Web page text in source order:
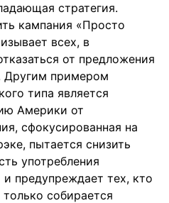
стратегия.
кампания «Просто
всех, в
от предложения
Другим примером
типа является
Америки от
сфокусированная на
пытается снизить
употребления
предупреждает тех, кто
собирается